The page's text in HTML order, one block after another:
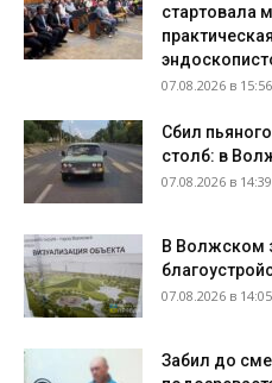
стартовала
07.08.2026 в 15:56
Сбил
столб: в
07.08.2026 в 14:39
В Волжском
07.08.2026 в 14:05
Забил до